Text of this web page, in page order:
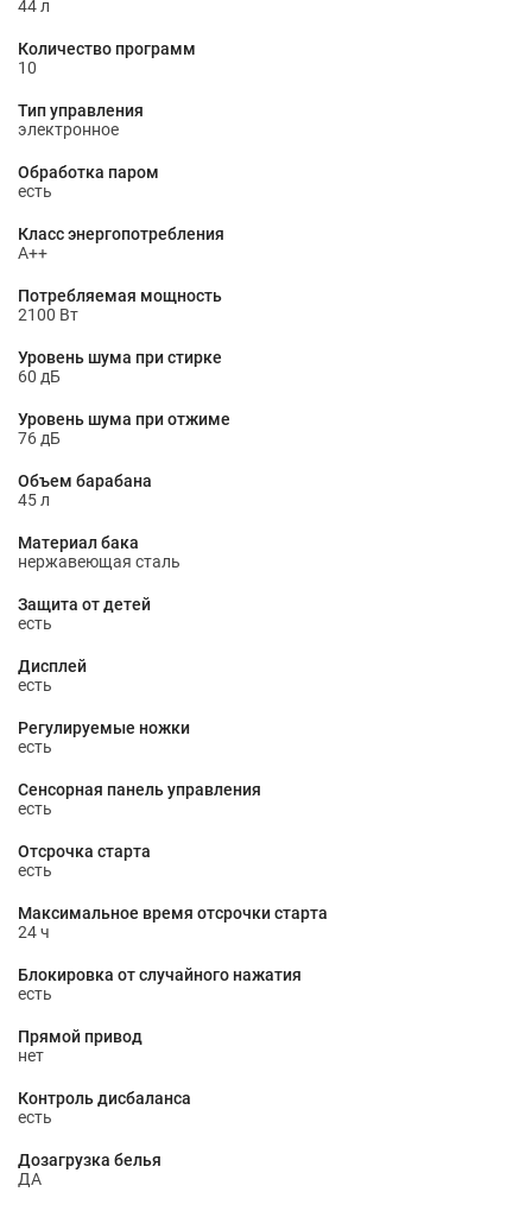
44 л
Количество программ
10
Тип управления
электронное
Обработка паром
есть
Класс энергопотребления
A++
Потребляемая мощность
2100 Вт
Уровень шума при стирке
60 дБ
Уровень шума при отжиме
76 дБ
Объем барабана
45 л
Материал бака
нержавеющая сталь
Защита от детей
есть
Дисплей
есть
Регулируемые ножки
есть
Сенсорная панель управления
есть
Отсрочка старта
есть
Максимальное время отсрочки старта
24 ч
Блокировка от случайного нажатия
есть
Прямой привод
нет
Контроль дисбаланса
есть
Дозагрузка белья
ДА